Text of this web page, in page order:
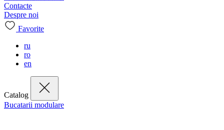
Contacte
Despre noi
Favorite
ru
ro
en
Catalog
Bucatarii modulare